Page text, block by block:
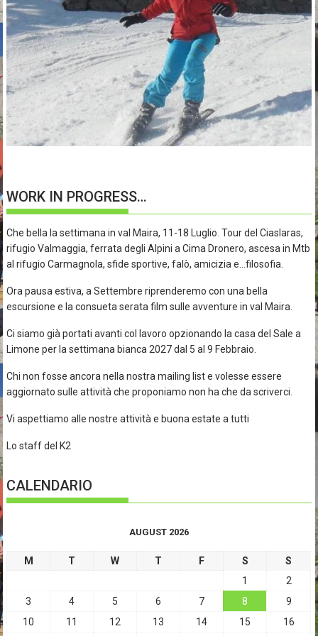
WORK IN PROGRESS…
Che bella la settimana in val Maira, 11-18 Luglio. Tour del Ciaslaras,
rifugio Valmaggia, ferrata degli Alpini a Cima Dronero, ascesa in Mtb
al rifugio Carmagnola, sfide sportive, falò, amicizia e…filosofia.
Ora pausa estiva, a Settembre riprenderemo con una bella
escursione e la consueta serata film sulle avventure in val Maira.
Ci siamo già portati avanti col lavoro opzionando la casa del Sale a
Limone per la settimana bianca 2027 dal 5 al 9 Febbraio.
Chi non fosse ancora nella nostra mailing list e volesse essere
aggiornato sulle attività che proponiamo non ha che da scriverci.
Vi aspettiamo alle nostre attività e buona estate a tutti
Lo staff del K2
CALENDARIO
AUGUST 2026
M T W T F S
S
1
2
3
4 5 6 7 8
9
10
11 12 13 14 15 16